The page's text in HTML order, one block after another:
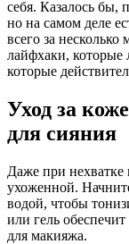
себя. Казалось бы,
но на самом деле
всего за
лайфхаки, которые
которые
Уход за
для сияния
Даже при нехватке
ухоженной.
водой, чтобы
или гель
для макияжа.